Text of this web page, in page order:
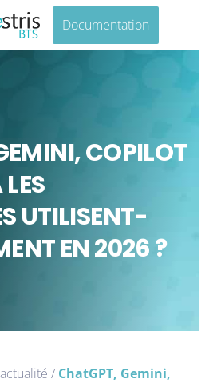
Documentation
COPILOT
UTILISENT-
EN 2026 ?
/ ChatGPT, Gemini,